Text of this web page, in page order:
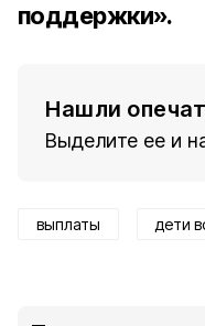
поддержки».
Нашли
Выделите ее и
выплаты дети